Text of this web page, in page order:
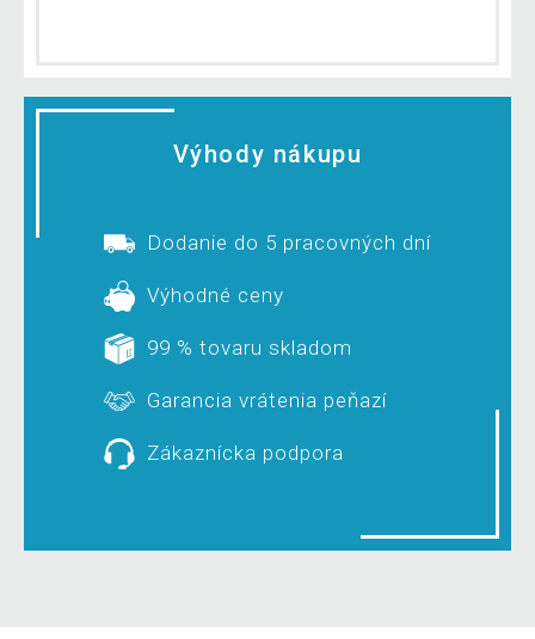
Výhody nákupu
Dodanie do 5 pracovných dní
Výhodné ceny
99 % tovaru skladom
Garancia vrátenia peňazí
Zákaznícka podpora